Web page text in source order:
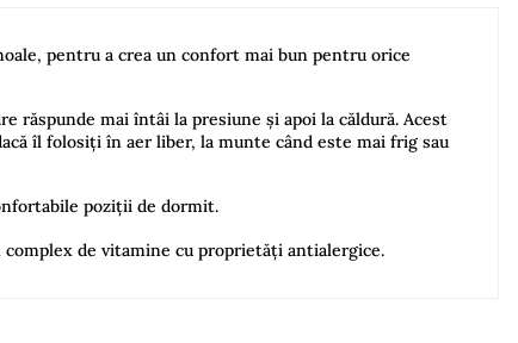
pentru a crea un confort mai bun pentru orice
răspunde mai întâi la presiune și apoi la căldură. Acest
îl folosiți în aer liber, la munte când este mai frig sau
poziții de dormit.
de vitamine cu proprietăți antialergice.